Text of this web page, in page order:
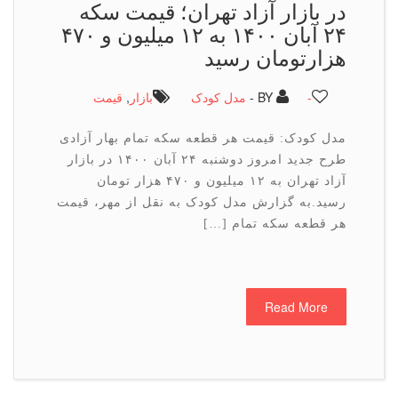
در بازار آزاد تهران؛ قیمت سکه
۲۴ آبان ۱۴۰۰ به ۱۲ میلیون و ۴۷۰
هزارتومان رسید
BY - مدل کودک بازار ,قیمت
مدل کودک: قیمت هر قطعه سکه تمام بهار آزادی
طرح جدید امروز دوشنبه ۲۴ آبان ۱۴۰۰ در بازار
آزاد تهران به ۱۲ میلیون و ۴۷۰ هزار تومان
رسید.به گزارش مدل کودک به نقل از مهر، قیمت
هر قطعه سکه تمام […]
Read More